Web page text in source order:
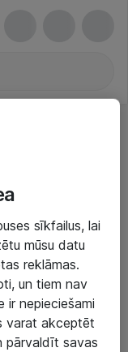
sīkfailus, lai
mūsu datu
reklāmas.
un tiem nav
ir nepieciešami
varat akceptēt
pārvaldīt savas